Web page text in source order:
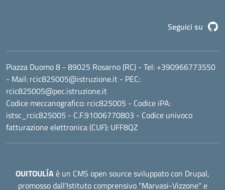
Seguici su
Piazza Duomo 8 - 89025 Rosarno (RC) - Tel: +390966773550
- Mail: rcic825005@istruzione.it - PEC:
rcic825005@pec.istruzione.it
Codice meccanografico: rcic825005 - Codice iPA:
istsc_rcic825005 - C.F.91006770803 - Codice univoco
fatturazione elettronica (CUF): UFF8QZ
OUITOULÍAè un CMS open source sviluppato con Drupal,
promosso dall'Istituto comprensivo "Marvasi-Vizzone" e